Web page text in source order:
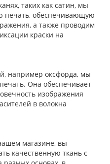
таких как сатин, мы
печать, обеспечивающую
а также проводим
краски на
например оксфорда, мы
Она обеспечивает
изображения
в волокна
магазине, вы
качественную ткань с